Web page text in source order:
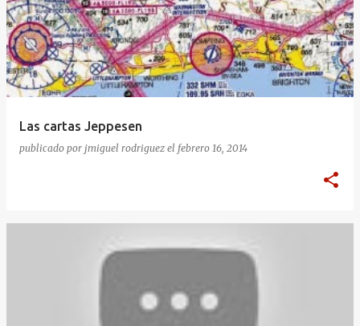
Las cartas Jeppesen
publicado por jmiguel rodriguez el febrero 16, 2014